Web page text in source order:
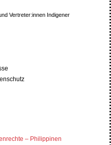
Vertreter:innen Indigener
– Philippinen